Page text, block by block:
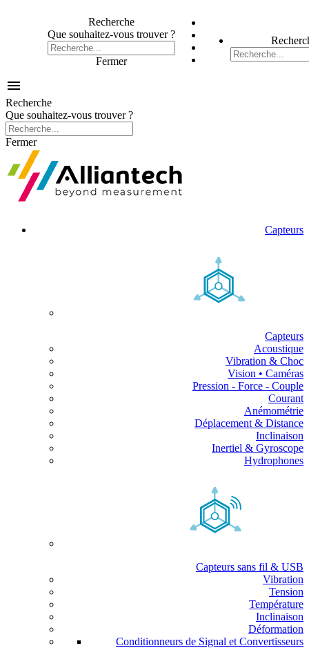
Recherche
Que souhaitez-vous trouver ?
Fermer

Recherche
Que souhaitez-vous trouver ?
Fermer
Capteurs
Capteurs
Acoustique
Vibration & Choc
Vision • Caméras
Pression - Force - Couple
Courant
Anémométrie
Déplacement & Distance
Inclinaison
Inertiel & Gyroscope
Hydrophones
Capteurs sans fil & USB
Vibration
Tension
Température
Inclinaison
Déformation
Conditionneurs de Signal et Convertisseurs